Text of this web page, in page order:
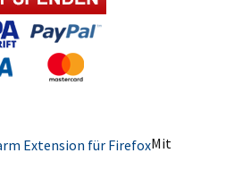
Mit